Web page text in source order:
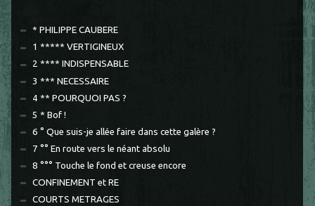
* PHILIPPE CAUBERE
1 ***** VERTIGINEUX
2 **** INDISPENSABLE
3 *** NECESSAIRE
4 ** POURQUOI PAS ?
5 * Bof !
6 ° Que suis-je allée faire dans cette galère ?
7 °° En route vers le néant absolu
8 °°° Touche le fond et creuse encore
CONFINEMENT et RE
COURTS METRAGES